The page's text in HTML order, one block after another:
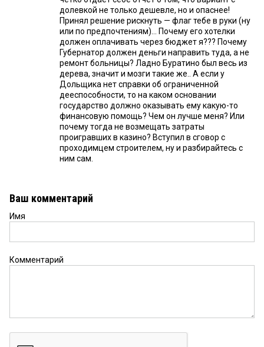
долевкой не только дешевле, но и опаснее!
Принял решение рискнуть — флаг тебе в руки (ну
или по предпочтениям)… Почему его хотелки
должен оплачивать через бюджет я??? Почему
Губернатор должен деньги направить туда, а не
ремонт больницы? Ладно Буратино был весь из
дерева, значит и мозги такие же.. А если у
Дольщика нет справки об ограниченной
дееспособности, то на каком основании
государство должно оказывать ему какую-то
финансовую помощь? Чем он лучше меня? Или
почему тогда не возмещать затраты
проигравших в казино? Вступил в сговор с
проходимцем строителем, ну и разбирайтесь с
ним сам.
Ваш комментарий
Имя
Комментарий